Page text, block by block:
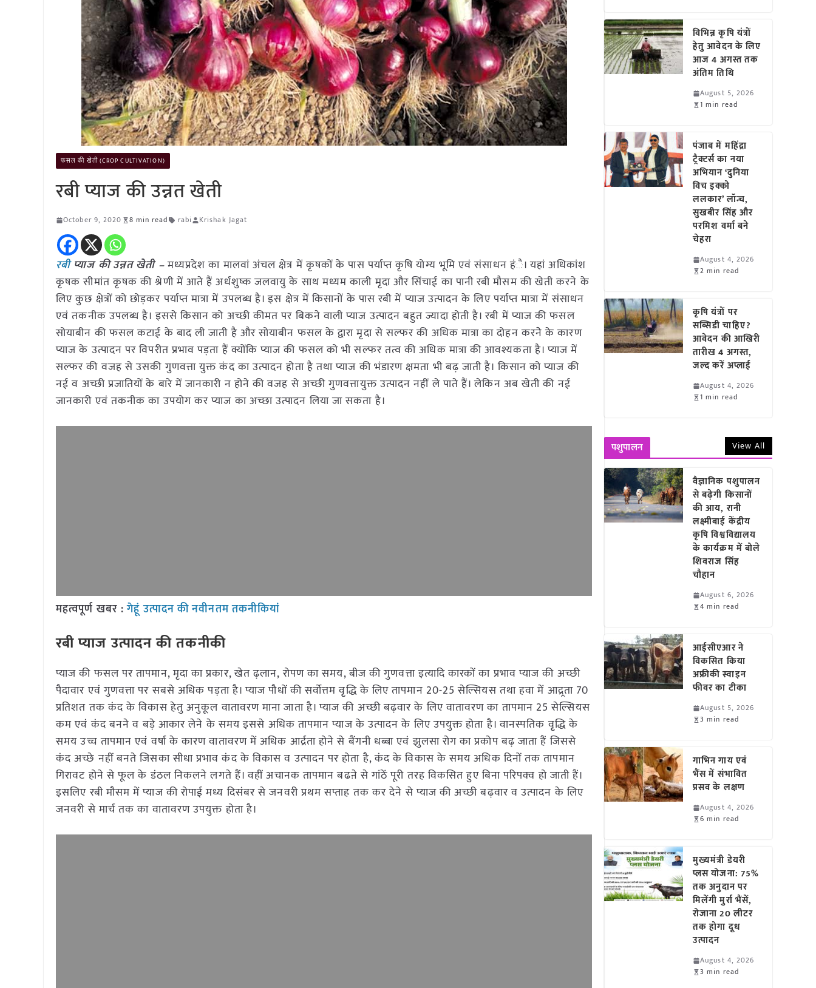
फसल की खेती (CROP CULTIVATION)
रबी प्याज की उन्नत खेती
October 9, 2020 8 min read rabi Krishak Jagat
रबीप्याज की उन्नत खेती –मध्यप्रदेश का मालवां अंचल क्षेत्र में कृषकों के पास पर्याप्त कृषि योग्य भूमि एवं संसाधन हंै। यहां अधिकांश
कृषक सीमांत कृषक की श्रेणी में आते हैं अर्धशुष्क जलवायु के साथ मध्यम काली मृदा और सिंचाई का पानी रबी मौसम की खेती करने के
लिए कुछ क्षेत्रों को छोड़कर पर्याप्त मात्रा में उपलब्ध है। इस क्षेत्र में किसानों के पास रबी में प्याज उत्पादन के लिए पर्याप्त मात्रा में संसाधन
एवं तकनीक उपलब्ध है। इससे किसान को अच्छी कीमत पर बिकने वाली प्याज उत्पादन बहुत ज्यादा होती है। रबी में प्याज की फसल
सोयाबीन की फसल कटाई के बाद ली जाती है और सोयाबीन फसल के द्वारा मृदा से सल्फर की अधिक मात्रा का दोहन करनेे के कारण
प्याज के उत्पादन पर विपरीत प्रभाव पड़ता हैं क्योंकि प्याज की फसल को भी सल्फर तत्व की अधिक मात्रा की आवश्यकता है। प्याज में
सल्फर की वजह से उसकी गुणवत्ता युक्त कंद का उत्पादन होता है तथा प्याज की भंडारण क्षमता भी बढ़ जाती है। किसान को प्याज की
नई व अच्छी प्रजातियों के बारे में जानकारी न होने की वजह से अच्छी गुणवत्तायुक्त उत्पादन नहीं ले पाते हैं। लेकिन अब खेती की नई
जानकारी एवं तकनीक का उपयोग कर प्याज का अच्छा उत्पादन लिया जा सकता है।
महत्वपूर्ण खबर :गेहूं उत्पादन की नवीनतम तकनीकियां
रबी प्याज उत्पादन की तकनीकी
प्याज की फसल पर तापमान, मृदा का प्रकार, खेत ढ़लान, रोपण का समय, बीज की गुणवत्ता इत्यादि कारकों का प्रभाव प्याज की अच्छी
पैदावार एवं गुणवत्ता पर सबसे अधिक पड़ता है। प्याज पौधों की सर्वोत्तम वृृद्धि के लिए तापमान 20-25 सेल्सियस तथा हवा में आद्र्रता 70
प्रतिशत तक कंद के विकास हेतु अनुकूल वातावरण माना जाता है। प्याज की अच्छी बढ़वार के लिए वातावरण का तापमान 25 सेल्सियस
कम एवं कंद बनने व बड़े आकार लेने के समय इससे अधिक तापमान प्याज के उत्पादन के लिए उपयुक्त होता है। वानस्पतिक वृृद्धि के
समय उच्च तापमान एवं वर्षा के कारण वातावरण में अधिक आर्द्रता होने से बैंगनी धब्बा एवं झुलसा रोग का प्रकोप बढ़ जाता हैं जिससे
कंद अच्छे नहीं बनते जिसका सीधा प्रभाव कंद के विकास व उत्पादन पर होता है, कंद के विकास के समय अधिक दिनों तक तापमान
गिरावट होने से फूल के डंठल निकलने लगते हैं। वहीं अचानक तापमान बढऩे से गांठें पूरी तरह विकसित हुए बिना परिपक्व हो जाती हैं।
इसलिए रबी मौसम में प्याज की रोपाई मध्य दिसंबर से जनवरी प्रथम सप्ताह तक कर देने से प्याज की अच्छी बढ़वार व उत्पादन के लिए
जनवरी से मार्च तक का वातावरण उपयुक्त होता है।
विभिन्न कृषि यंत्रों
हेतु आवेदन के लिए
आज 4 अगस्त तक
अंतिम तिथि
August 5, 2026
1 min read
पंजाब में महिंद्रा
ट्रैक्टर्स का नया
अभियान ‘दुनिया
विच इक्को
ललकार’ लॉन्च,
सुखबीर सिंह और
परमिश वर्मा बने
चेहरा
August 4, 2026
2 min read
कृषि यंत्रों पर
सब्सिडी चाहिए?
आवेदन की आखिरी
तारीख 4 अगस्त,
जल्द करें अप्लाई
August 4, 2026
1 min read
पशुपालन View All
वैज्ञानिक पशुपालन
से बढ़ेगी किसानों
की आय, रानी
लक्ष्मीबाई केंद्रीय
कृषि विश्वविद्यालय
के कार्यक्रम में बोले
शिवराज सिंह
चौहान
August 6, 2026
4 min read
आईसीएआर ने
विकसित किया
अफ्रीकी स्वाइन
फीवर का टीका
August 5, 2026
3 min read
गाभिन गाय एवं
भैंस में संभावित
प्रसव के लक्षण
August 4, 2026
6 min read
मुख्यमंत्री डेयरी
प्लस योजना: 75%
तक अनुदान पर
मिलेंगी मुर्रा भैंसें,
रोजाना 20 लीटर
तक होगा दूध
उत्पादन
August 4, 2026
3 min read